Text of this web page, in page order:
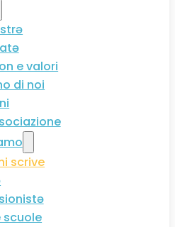
e valori
di noi
scrive
scuole